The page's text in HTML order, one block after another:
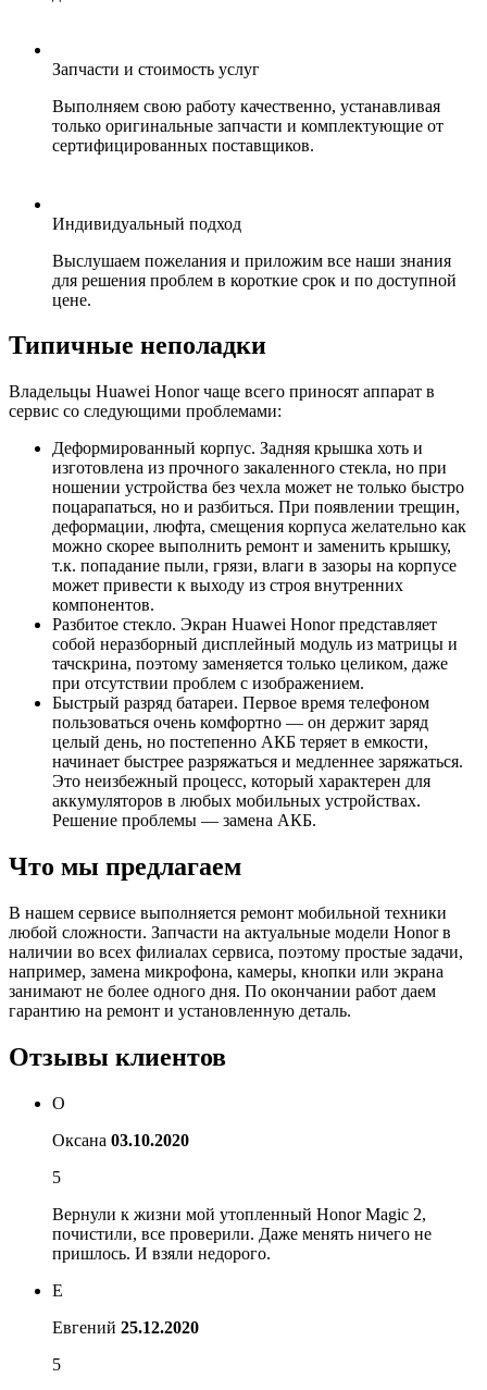
Запчасти и стоимость услуг
Выполняем свою работу качественно, устанавливая
только оригинальные запчасти и комплектующие от
сертифицированных поставщиков.
Индивидуальный подход
Выслушаем пожелания и приложим все наши знания
для решения проблем в короткие срок и по доступной
цене.
Типичные неполадки
Владельцы Huawei Honor чаще всего приносят аппарат в
сервис со следующими проблемами:
Деформированный корпус. Задняя крышка хоть и
изготовлена из прочного закаленного стекла, но при
ношении устройства без чехла может не только быстро
поцарапаться, но и разбиться. При появлении трещин,
деформации, люфта, смещения корпуса желательно как
можно скорее выполнить ремонт и заменить крышку,
т.к. попадание пыли, грязи, влаги в зазоры на корпусе
может привести к выходу из строя внутренних
компонентов.
Разбитое стекло. Экран Huawei Honor представляет
собой неразборный дисплейный модуль из матрицы и
тачскрина, поэтому заменяется только целиком, даже
при отсутствии проблем с изображением.
Быстрый разряд батареи. Первое время телефоном
пользоваться очень комфортно — он держит заряд
целый день, но постепенно АКБ теряет в емкости,
начинает быстрее разряжаться и медленнее заряжаться.
Это неизбежный процесс, который характерен для
аккумуляторов в любых мобильных устройствах.
Решение проблемы — замена АКБ.
Что мы предлагаем
В нашем сервисе выполняется ремонт мобильной техники
любой сложности. Запчасти на актуальные модели Honor в
наличии во всех филиалах сервиса, поэтому простые задачи,
например, замена микрофона, камеры, кнопки или экрана
занимают не более одного дня. По окончании работ даем
гарантию на ремонт и установленную деталь.
Отзывы клиентов
О
Оксана 03.10.2020
5
Вернули к жизни мой утопленный Honor Magic 2,
почистили, все проверили. Даже менять ничего не
пришлось. И взяли недорого.
Е
Евгений 25.12.2020
5